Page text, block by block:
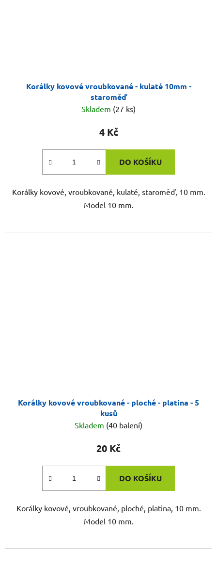
Korálky kovové vroubkované - kulaté 10mm -
staroměď
Skladem (27 ks)
4 Kč
DO KOŠÍKU
Korálky kovové, vroubkované, kulaté, staroměď, 10 mm.
Model 10 mm.
Korálky kovové vroubkované - ploché - platina - 5
kusů
Skladem (40 balení)
20 Kč
DO KOŠÍKU
Korálky kovové, vroubkované, ploché, platina, 10 mm.
Model 10 mm.